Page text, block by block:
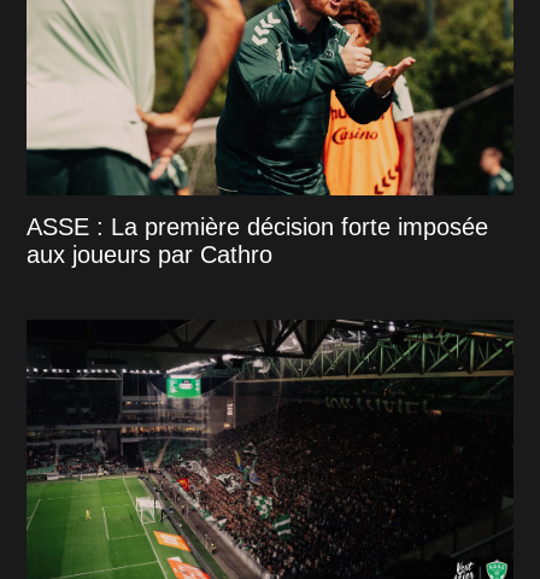
ASSE : La première décision forte imposée
aux joueurs par Cathro